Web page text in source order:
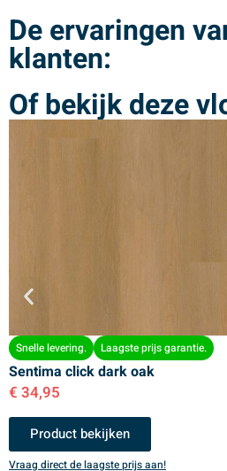
De ervaringen
klanten:
Of bekijk deze
Snelle levering. Laagste prijs garantie.
Sentima click dark oak
€ 34,95
Product bekijken
Vraag direct de laagste prijs aan!